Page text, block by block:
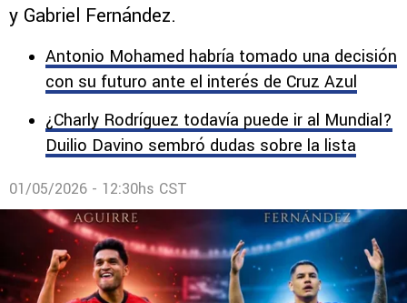
y Gabriel Fernández.
Antonio Mohamed habría tomado una decisión
con su futuro ante el interés de Cruz Azul
¿Charly Rodríguez todavía puede ir al Mundial?
Duilio Davino sembró dudas sobre la lista
01/05/2026 - 12:30hs CST